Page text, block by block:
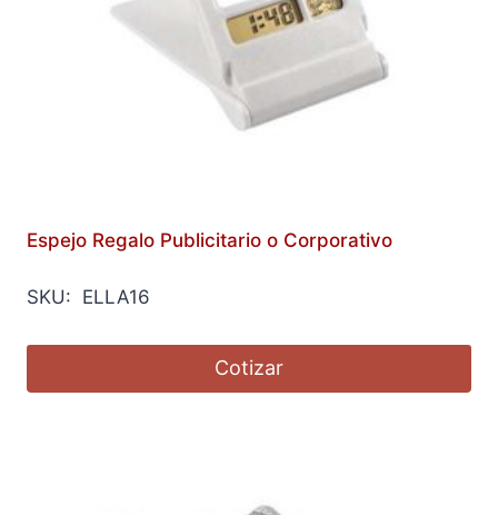
Espejo Regalo Publicitario o Corporativo
SKU: ELLA16
Cotizar